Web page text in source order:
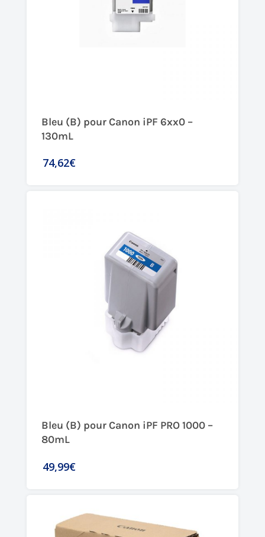
Bleu (B) pour Canon iPF 6xx0 –
130mL
74,62€
Bleu (B) pour Canon iPF PRO 1000 –
80mL
49,99€